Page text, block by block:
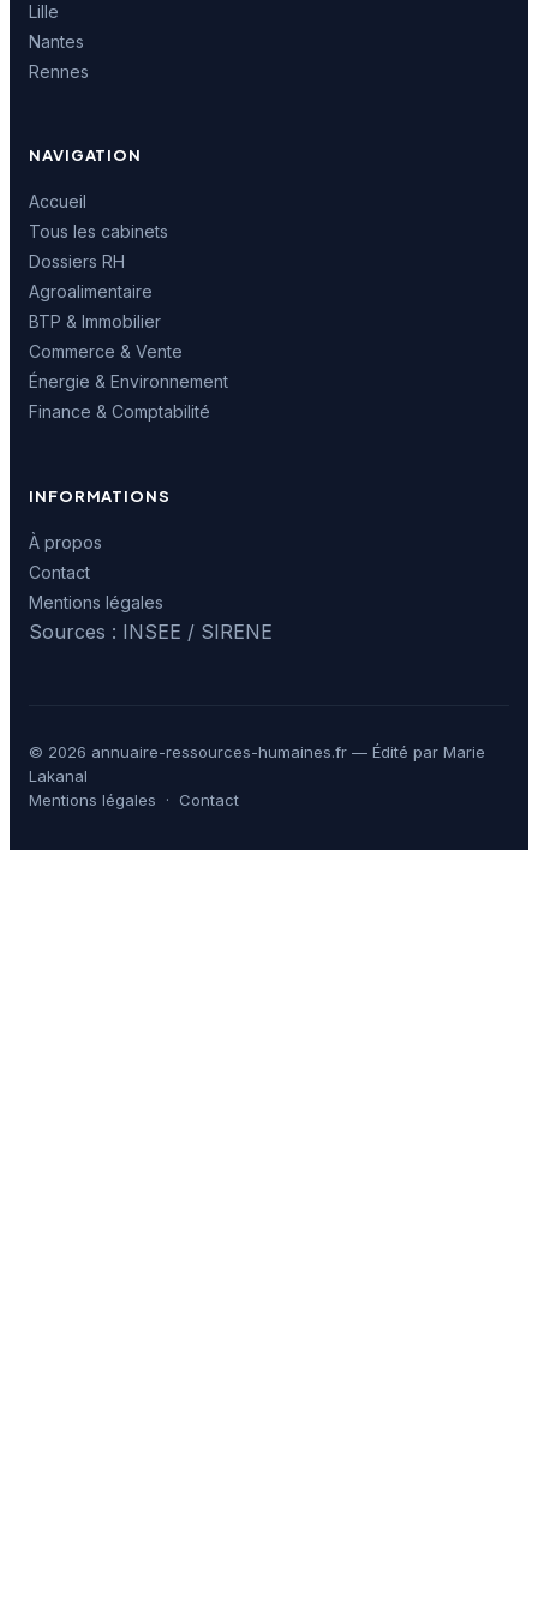
Lille
Nantes
Rennes
NAVIGATION
Accueil
Tous les cabinets
Dossiers RH
Agroalimentaire
BTP & Immobilier
Commerce & Vente
Énergie & Environnement
Finance & Comptabilité
INFORMATIONS
À propos
Contact
Mentions légales
Sources : INSEE / SIRENE
© 2026 annuaire-ressources-humaines.fr — Édité par Marie
Lakanal
Mentions légales · Contact